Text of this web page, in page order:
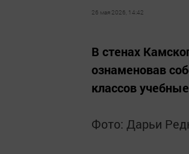
26 мая 2026, 14:42
В стенах
ознаменовав
классов
Фото: Дарьи